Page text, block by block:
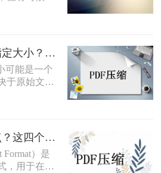
储带来不
为了一个
缩PDF文件
的需求选择
pdf文件怎么压缩为指定大小？4种方法教你轻松搞定！
可能是一个
于原始文件
的字体等多
列的策略和
件怎么压缩
些建议和方
pdf怎么压缩的小一点？这四个方法帮你轻松解决！
Format）是
，用于在各